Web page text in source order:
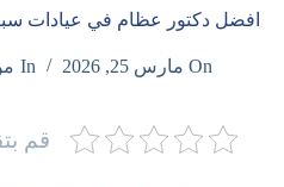
افضل دكتور عظام في عيادات سبيد
On مارس 25, 2026 In
قم